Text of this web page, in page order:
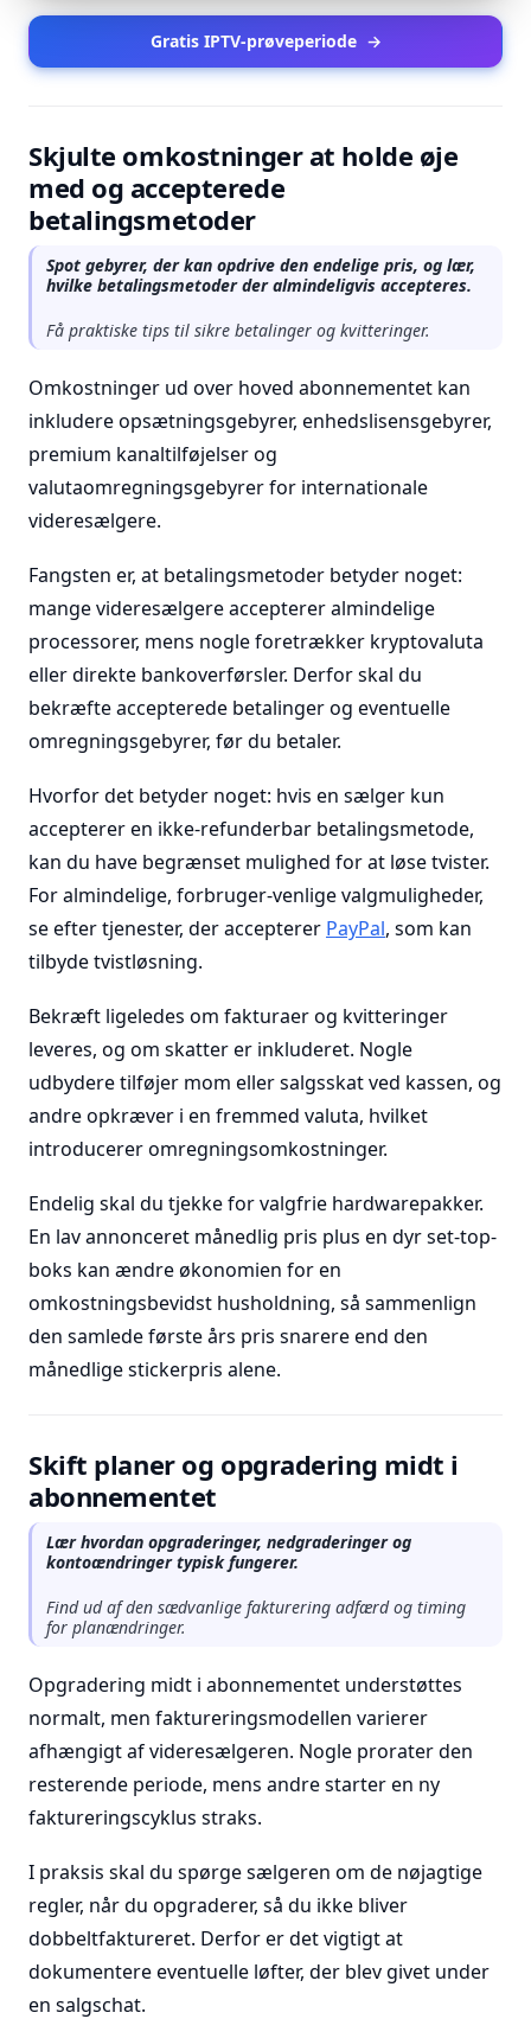
Gratis IPTV-prøveperiode →
Skjulte omkostninger at holde øje
med og accepterede
betalingsmetoder
Spot gebyrer, der kan opdrive den endelige pris, og lær,
hvilke betalingsmetoder der almindeligvis accepteres.
Få praktiske tips til sikre betalinger og kvitteringer.
Omkostninger ud over hoved abonnementet kan
inkludere opsætningsgebyrer, enhedslisensgebyrer,
premium kanaltilføjelser og
valutaomregningsgebyrer for internationale
videresælgere.
Fangsten er, at betalingsmetoder betyder noget:
mange videresælgere accepterer almindelige
processorer, mens nogle foretrækker kryptovaluta
eller direkte bankoverførsler. Derfor skal du
bekræfte accepterede betalinger og eventuelle
omregningsgebyrer, før du betaler.
Hvorfor det betyder noget: hvis en sælger kun
accepterer en ikke-refunderbar betalingsmetode,
kan du have begrænset mulighed for at løse tvister.
For almindelige, forbruger-venlige valgmuligheder,
se efter tjenester, der accepterer PayPal, som kan
tilbyde tvistløsning.
Bekræft ligeledes om fakturaer og kvitteringer
leveres, og om skatter er inkluderet. Nogle
udbydere tilføjer mom eller salgsskat ved kassen, og
andre opkræver i en fremmed valuta, hvilket
introducerer omregningsomkostninger.
Endelig skal du tjekke for valgfrie hardwarepakker.
En lav annonceret månedlig pris plus en dyr set-top-
boks kan ændre økonomien for en
omkostningsbevidst husholdning, så sammenlign
den samlede første års pris snarere end den
månedlige stickerpris alene.
Skift planer og opgradering midt i
abonnementet
Lær hvordan opgraderinger, nedgraderinger og
kontoændringer typisk fungerer.
Find ud af den sædvanlige fakturering adfærd og timing
for planændringer.
Opgradering midt i abonnementet understøttes
normalt, men faktureringsmodellen varierer
afhængigt af videresælgeren. Nogle prorater den
resterende periode, mens andre starter en ny
faktureringscyklus straks.
I praksis skal du spørge sælgeren om de nøjagtige
regler, når du opgraderer, så du ikke bliver
dobbeltfaktureret. Derfor er det vigtigt at
dokumentere eventuelle løfter, der blev givet under
en salgschat.